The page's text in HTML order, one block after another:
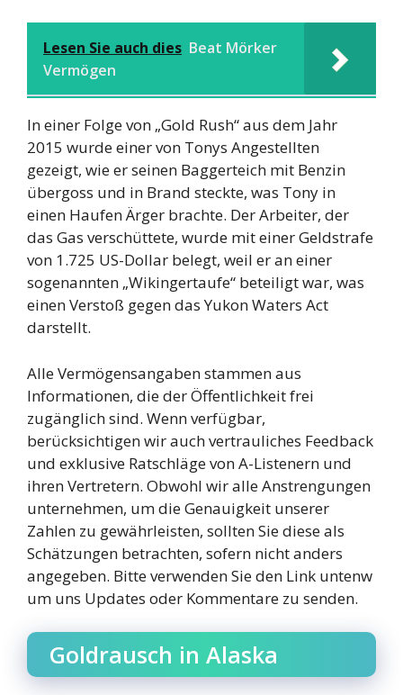
Lesen Sie auch dies Beat Mörker
Vermögen
In einer Folge von „Gold Rush“ aus dem Jahr
2015 wurde einer von Tonys Angestellten
gezeigt, wie er seinen Baggerteich mit Benzin
übergoss und in Brand steckte, was Tony in
einen Haufen Ärger brachte. Der Arbeiter, der
das Gas verschüttete, wurde mit einer Geldstrafe
von 1.725 US-Dollar belegt, weil er an einer
sogenannten „Wikingertaufe“ beteiligt war, was
einen Verstoß gegen das Yukon Waters Act
darstellt.
Alle Vermögensangaben stammen aus
Informationen, die der Öffentlichkeit frei
zugänglich sind. Wenn verfügbar,
berücksichtigen wir auch vertrauliches Feedback
und exklusive Ratschläge von A-Listenern und
ihren Vertretern. Obwohl wir alle Anstrengungen
unternehmen, um die Genauigkeit unserer
Zahlen zu gewährleisten, sollten Sie diese als
Schätzungen betrachten, sofern nicht anders
angegeben. Bitte verwenden Sie den Link untenw
um uns Updates oder Kommentare zu senden.
Goldrausch in Alaska